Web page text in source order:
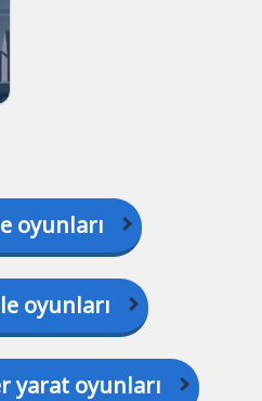
oyunları
oyunları
yarat oyunları